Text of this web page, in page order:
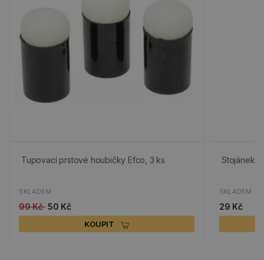
Tupovací prstové houbičky Efco, 3 ks
SKLADEM
99 Kč 50 Kč
KOUPIT
Stojánek
SKLADEM
29 Kč